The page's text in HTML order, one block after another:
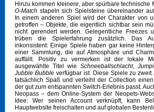
Hinzu kommen kleinere, aber spürbare technische
O-Match stapeln sich Spielsteine übereinander
In einem anderen Spiel wird der Charakter von
getroffen – Objekte, die eigentlich sichtbar sein
nicht gerendert werden. Gelegentliche Freezes
trüben die Spielerfahrung zusätzlich. Das
inkonsistent: Einige Spiele haben gar keine
einer Sammlung, die auf Atmosphäre und
auffällt. Positiv zu vermerken ist der lokale
ausgewählte Titel wie Schneeballschlacht,
Jubble Bubbleverfügbar ist. Diese Spiele zu zweit
tatsächlich Spaß und verleiht der Collection
der gut zum entspannten Switch-Erlebnis passt.
Neopass – dem Online-System der Neopets-
Idee: Wer seinen Account verknüpft, kann
Hauptwebsite freischalten und auf globalen